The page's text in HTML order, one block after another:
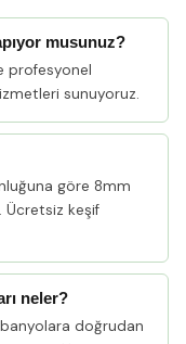
musunuz?
profesyonel
sunuyoruz.
göre 8mm
keşif
neler?
doğrudan